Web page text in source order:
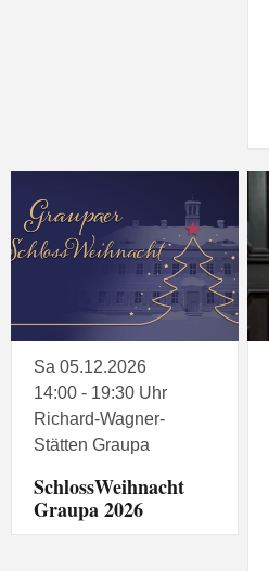
Sa 05.12.2026
14:00 - 19:30 Uhr
Richard-Wagner-
Stätten Graupa
SchlossWeihnacht
Graupa 2026